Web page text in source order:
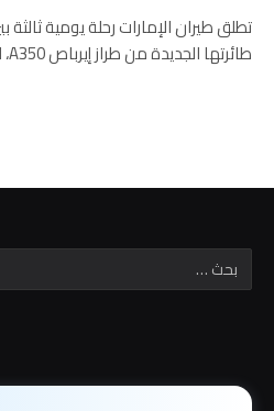
تطلق طيران الإمارات رحلة يومية
طائرتها الجديدة من طراز إيرباص A350، لتوفر للمسافرين خيارات أكبر…